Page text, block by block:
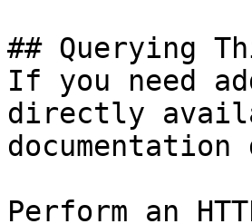
## Querying
If you need
directly
Perform an